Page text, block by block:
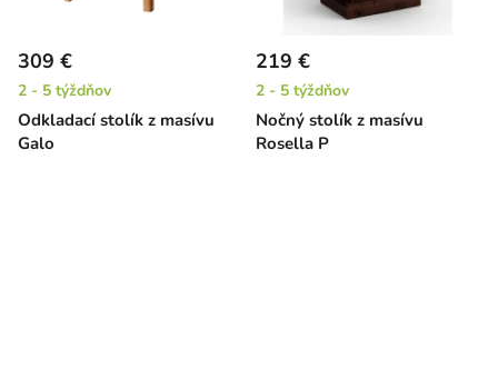
Odkladací stolík z masívu
Galo
309 €
2 - 5 týždňov
Nočný stolík z masívu
Rosella P
219 €
2 - 5 týždňov